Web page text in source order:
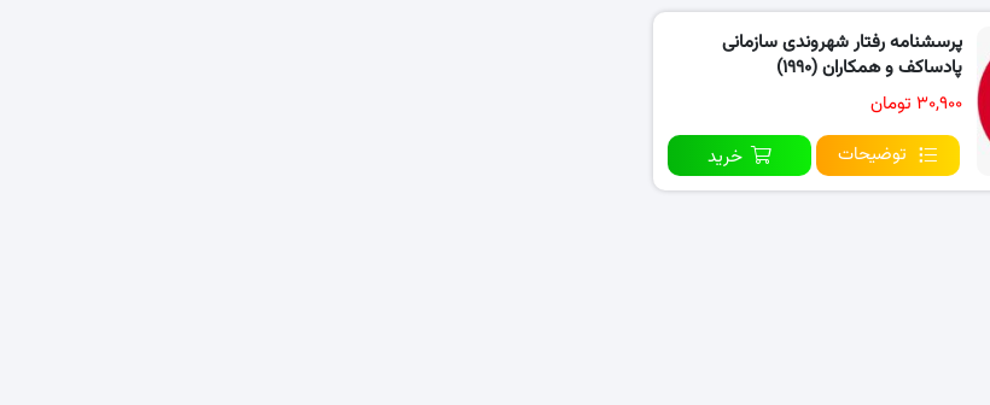
پرسشنامه رفتار شهروندی سازمانی
پادساکف و همکاران (۱۹۹۰)
۳۰,۹۰۰ تومان
توضیحات
خرید